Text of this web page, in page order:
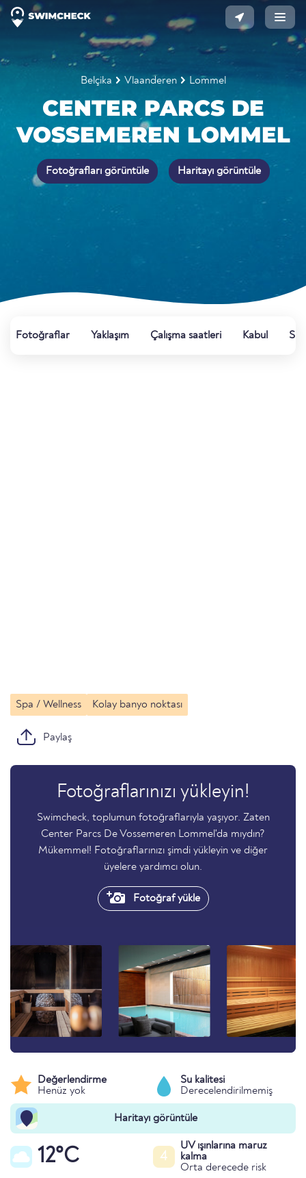
Belçika Vlaanderen Lommel
CENTER PARCS DE
VOSSEMEREN LOMMEL
Fotoğrafları görüntüle Haritayı görüntüle
Fotoğraflar Yaklaşım Çalışma saatleri Kabul
Spa / Wellness Kolay banyo noktası
Paylaş
Fotoğraflarınızı yükleyin!
Swimcheck, toplumun fotoğraflarıyla yaşıyor. Zaten
Center Parcs De Vossemeren Lommel'da mıydın?
Mükemmel! Fotoğraflarınızı şimdi yükleyin ve diğer
üyelere yardımcı olun.
Fotoğraf yükle
Değerlendirme
Henüz yok
Su kalitesi
Derecelendirilmemiş
Haritayı görüntüle
12°C 4
UV ışınlarına maruz
kalma
Orta derecede risk